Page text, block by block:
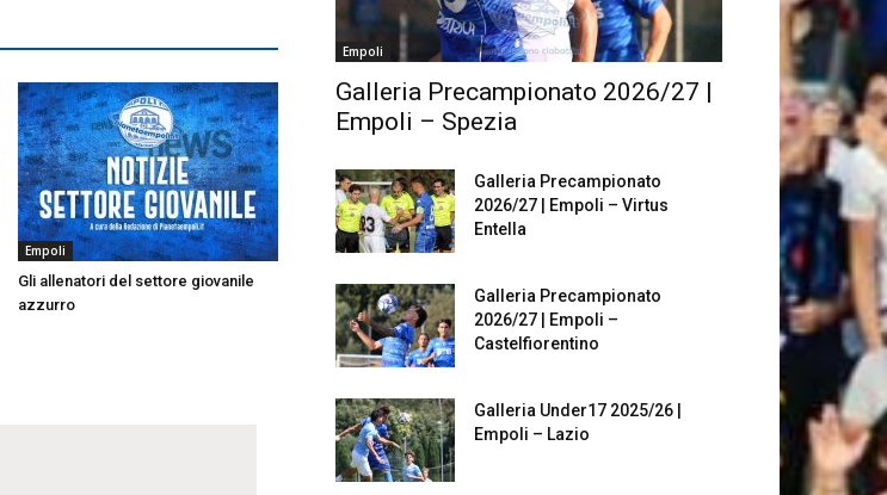
Empoli
Gli allenatori del settore giovanile
azzurro
Empoli
Galleria Precampionato 2026/27 |
Empoli – Spezia
Galleria Precampionato
2026/27 | Empoli – Virtus
Entella
Galleria Precampionato
2026/27 | Empoli –
Castelfiorentino
Galleria Under17 2025/26 |
Empoli – Lazio